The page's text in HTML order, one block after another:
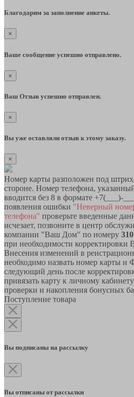
Благодарим за заполнение анкеты.
×
Ваше сообщение успешно отправлено.
×
Ваш Отзыв успешно отправлен.
×
Вы уже оставляли отзыв к этому заказу.
×
Номер карты разположен под
стороне. Номер телефона,
вводится без 8 в формате +7(___)-
появления ошибки "Неверный
телефона" проверьте введенные
исчезает, позвоните в центр
компании "Ваш Дом" по номеру
при необходимости
Внесения изменений в
необходимо назвать номер карты
следующий день после
привязать карту к личному
проверки и накопления бонусных
Поступление товара
Вы подписаны на рассылку
Вы отписаны от рассылки